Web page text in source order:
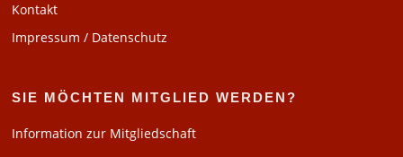
Kontakt
Impressum / Datenschutz
SIE MÖCHTEN MITGLIED WERDEN?
Information zur Mitgliedschaft